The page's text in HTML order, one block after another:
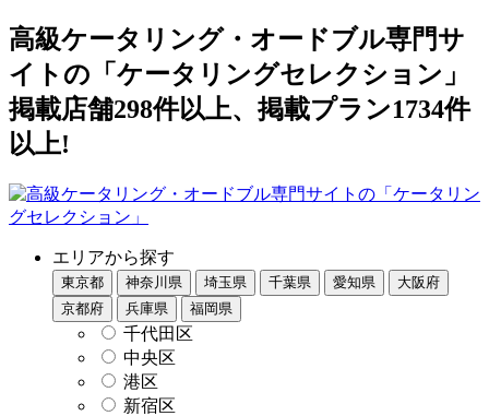
高級ケータリング・オードブル専門サ
イトの「ケータリングセレクション」
掲載店舗298件以上、掲載プラン1734件
以上!
エリアから探す
東京都 神奈川県 埼玉県 千葉県 愛知県
大阪府
京都府
兵庫県 福岡県
千代田区
中央区
港区
新宿区